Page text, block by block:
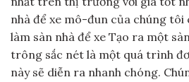
nhà để xe mô-đun của chúng
làm sàn nhà để xe Tạo ra một
trông sắc nét là một quá trình
này sẽ diễn ra nhanh chóng.